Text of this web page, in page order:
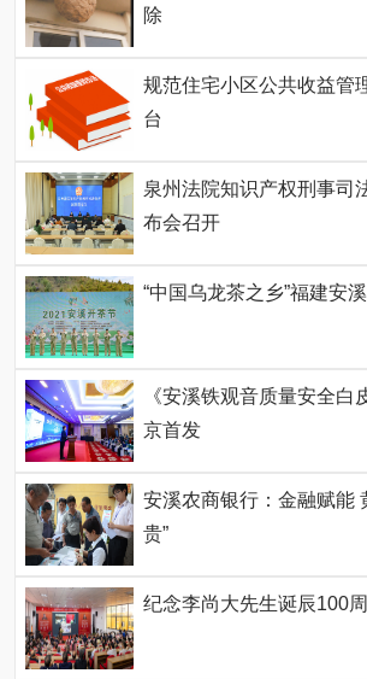
除
规范住宅小区公共收益管
台
泉州法院知识产权刑事司
布会召开
“中国乌龙茶之乡”福建安
《安溪铁观音质量安全白
京首发
安溪农商银行：金融赋能
贵”
纪念李尚大先生诞辰100